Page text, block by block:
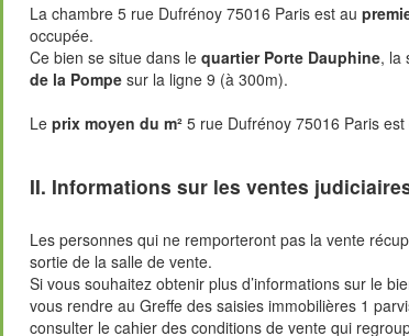
La chambre 5 rue Dufrénoy 75016 Paris est au
occupée.
Ce bien se situe dans lequartier Porte Dauphine, la
de la Pompe sur la ligne 9 (à 300m).
Leprix moyen du m²5 rue Dufrénoy 75016 Paris est
II. Informations sur les ventes
Les personnes qui ne remporteront pas la vente
sortie de la salle de vente.
Si vous souhaitez obtenir plus d’informations sur le
vous rendre au Greffe des saisies immobilières 1
consulter le cahier des conditions de vente qui